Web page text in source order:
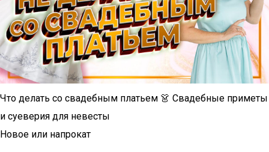
Что делать со свадебным платьем 👗 Свадебные приметы
и суеверия для невесты
Новое или напрокат